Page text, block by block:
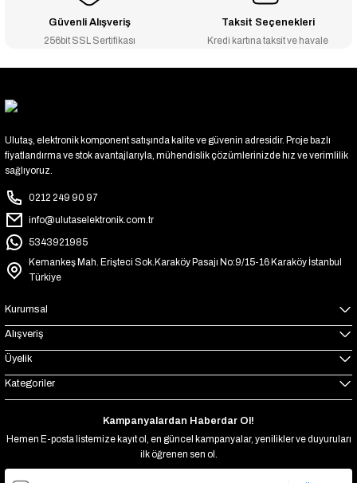
Güvenli Alışveriş
256bit SSL Sertifikası
Taksit Seçenekleri
Kredi kartına taksit ve havale
Ulutaş, elektronik komponent satışında kalite ve güvenin adresidir. Proje bazlı
fiyatlandırma ve stok avantajlarıyla, mühendislik çözümlerinizde hız ve verimlilik
sağlıyoruz.
0212 249 90 97
info@ulutaselektronik.com.tr
5343921985
Kemankeş Mah. Erişteci Sok.Karaköy Pasajı No:9/15-16 Karaköy İstanbul
Türkiye
Kurumsal
Alışveriş
Üyelik
Kategoriler
Kampanyalardan Haberdar Ol!
Hemen E-posta listemize kayıt ol, en güncel kampanyalar, yenilikler ve duyuruları
ilk öğrenen sen ol.